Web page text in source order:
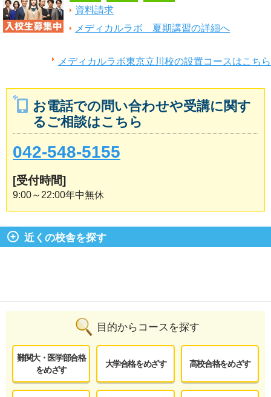
メディカルラボ東京立川校の設置コースはこちら
資料請求
メディカルラボ 夏期講習の詳細へ
お電話での問い合わせや受講に関す
るご相談はこちら
042-548-5155
[受付時間]
9:00～22:00年中無休
近くの校舎を探す
目的からコースを探す
難関大・医学部合格
をめざす
大学合格をめざす 高校合格をめざす